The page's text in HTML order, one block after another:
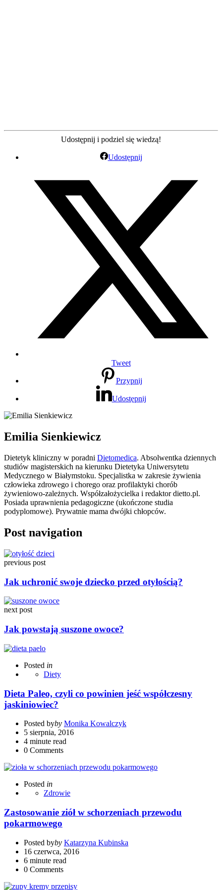
Udostępnij i podziel się wiedzą!
Udostępnij
Tweet
Przypnij
Udostępnij
Emilia Sienkiewicz
Dietetyk kliniczny w poradni Dietomedica. Absolwentka dziennych
studiów magisterskich na kierunku Dietetyka Uniwersytetu
Medycznego w Białymstoku. Specjalistka w zakresie żywienia
człowieka zdrowego i chorego oraz profilaktyki chorób
żywieniowo-zależnych. Współzałożycielka i redaktor dietto.pl.
Posiada uprawnienia pedagogiczne (ukończone studia
podyplomowe). Prywatnie mama dwójki chłopców.
Post navigation
previous post
Jak uchronić swoje dziecko przed otyłością?
next post
Jak powstają suszone owoce?
Posted in
Diety
Dieta Paleo, czyli co powinien jeść współczesny
jaskiniowiec?
Posted byby Monika Kowalczyk
5 sierpnia, 2016
4 minute read
0 Comments
Posted in
Zdrowie
Zastosowanie ziół w schorzeniach przewodu
pokarmowego
Posted byby Katarzyna Kubinska
16 czerwca, 2016
6 minute read
0 Comments